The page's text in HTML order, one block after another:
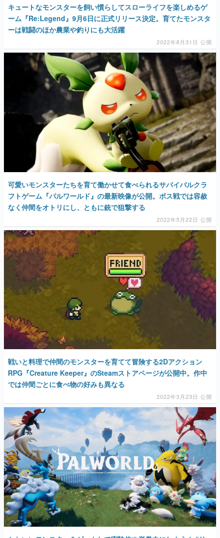
キュートなモンスターを飼い慣らしてスローライフを楽しめるゲ
ーム『Re:Legend』9月6日に正式リリース決定。育てたモンスタ
ーは戦闘のほか農業や釣りにも大活躍
2022年8月31日 公開
可愛いモンスターたちを育て働かせて食べられるサバイバルクラ
フトゲーム『パルワールド』の最新映像が公開。ボス戦では容赦
なく仲間をオトリにし、ともに銃で狙撃する
2022年5月22日 公開
戦いと料理で仲間のモンスターを育てて冒険する2Dアクション
RPG『Creature Keeper』のSteamストアページが公開中。作中
では仲間ごとに食べ物の好みも異なる
2022年3月23日 公開